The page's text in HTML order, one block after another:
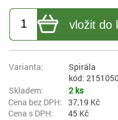
vložit do
Spirála
kód:
2 ks
37,19 Kč
45 Kč